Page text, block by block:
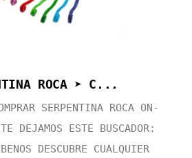
ROCA ➤ C...
SERPENTINA ROCA ON-
DEJAMOS ESTE BUSCADOR:
DESCUBRE CUALQUIER